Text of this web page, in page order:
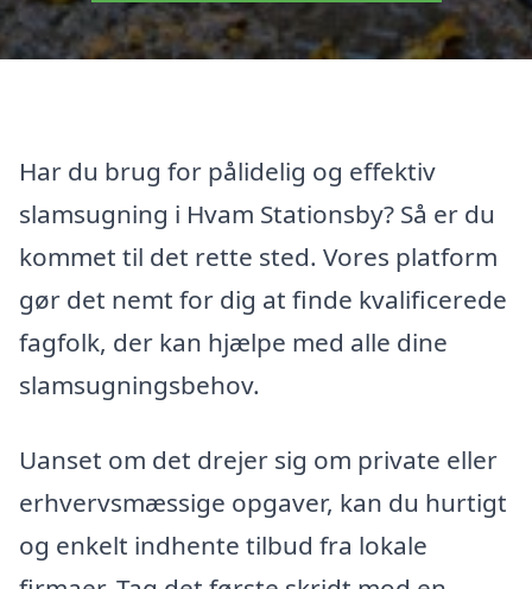
Har du brug for pålidelig og effektiv
slamsugning i Hvam Stationsby? Så er du
kommet til det rette sted. Vores platform
gør det nemt for dig at finde kvalificerede
fagfolk, der kan hjælpe med alle dine
slamsugningsbehov.
Uanset om det drejer sig om private eller
erhvervsmæssige opgaver, kan du hurtigt
og enkelt indhente tilbud fra lokale